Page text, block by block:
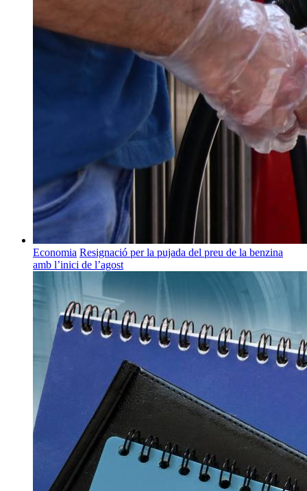
Economia Resignació per la pujada del preu de la benzina
amb l’inici de l’agost